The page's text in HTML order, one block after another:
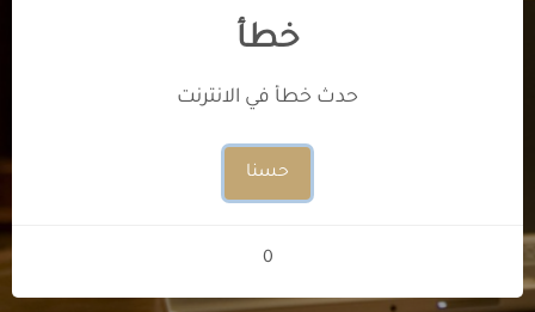
خطأ
حدث خطأ في الانترنت
حسنا
0